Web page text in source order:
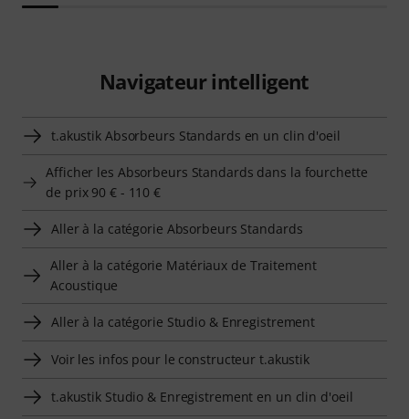
Navigateur intelligent
t.akustik Absorbeurs Standards en un clin d'oeil
Afficher les Absorbeurs Standards dans la fourchette
de prix 90 € - 110 €
Aller à la catégorie Absorbeurs Standards
Aller à la catégorie Matériaux de Traitement
Acoustique
Aller à la catégorie Studio & Enregistrement
Voir les infos pour le constructeur t.akustik
t.akustik Studio & Enregistrement en un clin d'oeil